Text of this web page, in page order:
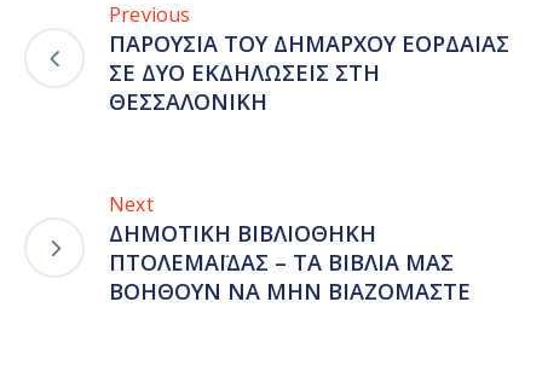
Previous
ΠΑΡΟΥΣΙΑ ΤΟΥ ΔΗΜΑΡΧΟΥ ΕΟΡΔΑΙΑΣ
ΣΕ ΔΥΟ ΕΚΔΗΛΩΣΕΙΣ ΣΤΗ
ΘΕΣΣΑΛΟΝΙΚΗ
Next
ΔΗΜΟΤΙΚΗ ΒΙΒΛΙΟΘΗΚΗ
ΠΤΟΛΕΜΑΪΔΑΣ – ΤΑ ΒΙΒΛΙΑ ΜΑΣ
ΒΟΗΘΟΥΝ ΝΑ ΜΗΝ ΒΙΑΖΟΜΑΣΤΕ